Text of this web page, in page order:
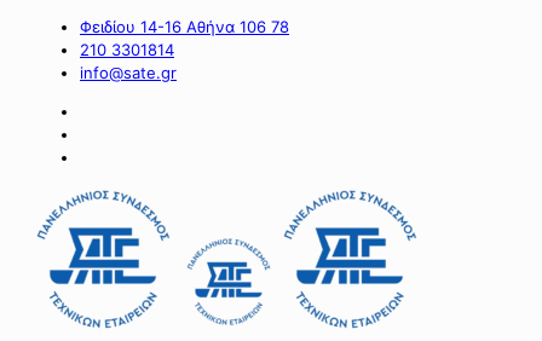
Φειδίου 14-16 Αθήνα 106 78
210 3301814
info@sate.gr